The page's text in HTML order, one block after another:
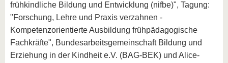
frühkindliche Bildung und Entwicklung (nifbe)", Tagung:
"Forschung, Lehre und Praxis verzahnen -
Kompetenzorientierte Ausbildung frühpädagogische
Fachkräfte", Bundesarbeitsgemeinschaft Bildung und
Erziehung in der Kindheit e.V. (BAG-BEK) und Alice-